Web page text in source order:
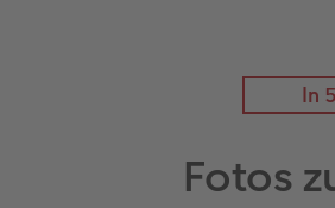
In
Fotos